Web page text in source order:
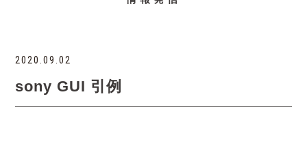
2020.09.02
sony GUI 引例